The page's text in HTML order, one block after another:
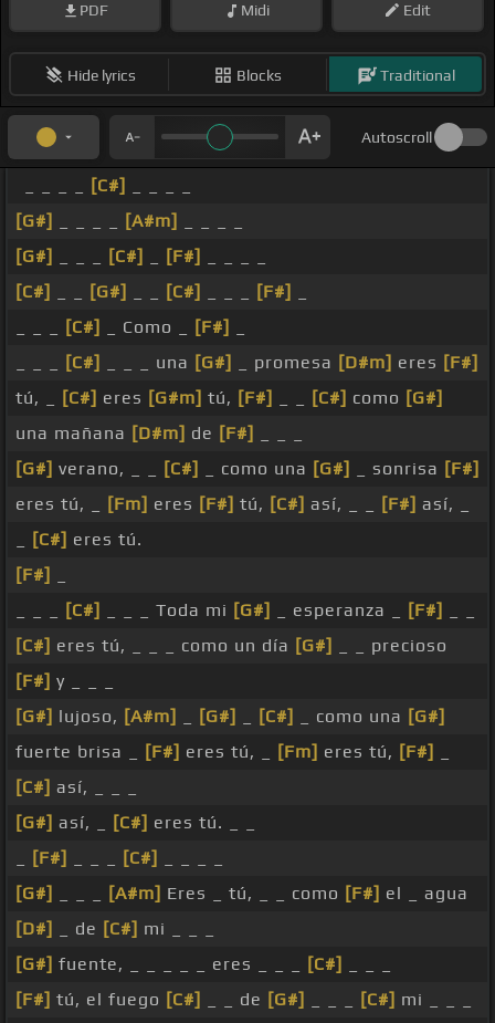
PDF Midi Edit
Hide lyrics Blocks Traditional
Autoscroll
[C#]
[G#]
[A#m]
[G#]
[C#] [F#]
[C#]
[G#] [C#] [F#]
[C#] _ Como _ [F#]
[C#] _ _ _ una [G#] _ promesa [D#m] eres [F#]
tú, _
[C#] eres [G#m] tú, [F#] [C#] como [G#]
una mañana [D#m] de [F#]
[G#] verano, _ _ [C#] _ como una [G#] _ sonrisa [F#]
eres tú, _
[Fm] eres [F#] tú, [C#] así, _ _ [F#] así, _
[C#] eres tú.
[F#]
[C#] _ _ _ Toda mi [G#] _ esperanza _ [F#]
[C#] eres tú, _ _ _ como un día [G#]
_ _ precioso
[F#] y _ _ _
[G#] lujoso, [A#m] [G#] [C#] _ como una [G#]
fuerte brisa _
[F#] eres tú, _ [Fm] eres tú, [F#]
[C#] así, _ _ _
[G#] así, _ [C#] eres tú. _ _
[F#] [C#]
[G#]
[A#m] Eres _ tú, _ _ como [F#] el _ agua
[D#]
_ de [C#] mi _ _ _
[G#] fuente, _ _ _ _ _ eres _ _ _ [C#]
[F#] tú, el fuego [C#] _ _ de [G#] [C#] mi _ _ _